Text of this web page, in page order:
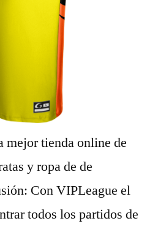
tienda online de
y ropa de de
Con VIPLeague el
todos los partidos de